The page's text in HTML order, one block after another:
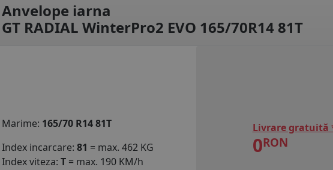
Anvelope iarna
GT RADIAL WinterPro2 EVO 165/70R14 81T
Marime: 165/70 R14 81T
Index incarcare: 81 = max. 462 KG
Index viteza: T = max. 190 KM/h
Livrare gratuită
0RON